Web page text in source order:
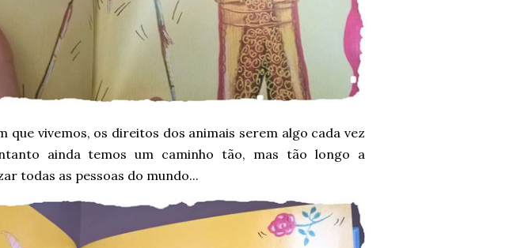
vivemos, os direitos dos animais serem algo cada vez
ainda temos um caminho tão, mas tão longo a
todas as pessoas do mundo...